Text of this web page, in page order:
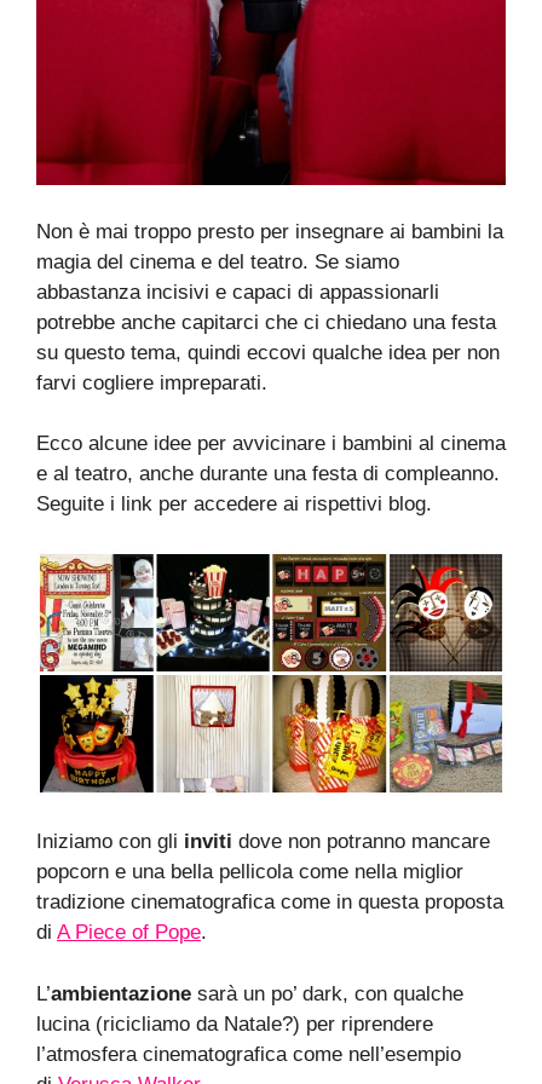
Non è mai troppo presto per insegnare ai bambini la
magia del cinema e del teatro. Se siamo
abbastanza incisivi e capaci di appassionarli
potrebbe anche capitarci che ci chiedano una festa
su questo tema, quindi eccovi qualche idea per non
farvi cogliere impreparati.
Ecco alcune idee per avvicinare i bambini al cinema
e al teatro, anche durante una festa di compleanno.
Seguite i link per accedere ai rispettivi blog.
Iniziamo con gli inviti dove non potranno mancare
popcorn e una bella pellicola come nella miglior
tradizione cinematografica come in questa proposta
di A Piece of Pope.
L’ambientazione sarà un po’ dark, con qualche
lucina (ricicliamo da Natale?) per riprendere
l’atmosfera cinematografica come nell’esempio